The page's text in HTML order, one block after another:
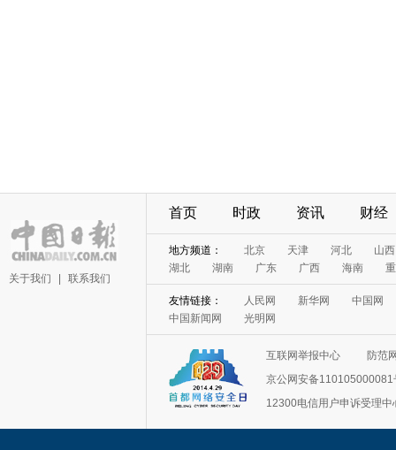
关于我们 联系我们
首页 时政 资讯 财经
地方频道： 北京 天津 河北
山西
湖北
湖南 广东 广西 海南
友情链接： 人民网 新华网
中国网
中国新闻网
光明网
互联网举报中心
防范
京公网安备110105000081
12300电信用户申诉受理中